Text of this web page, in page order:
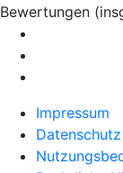
Bewertungen
Impressum
Datenschutz